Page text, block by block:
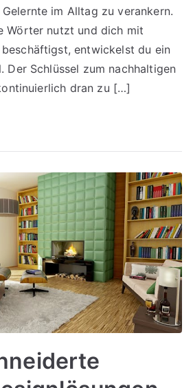
im Alltag zu verankern.
Wörter nutzt und dich mit
entwickelst du ein
Der Schlüssel zum nachhaltigen
dran zu […]